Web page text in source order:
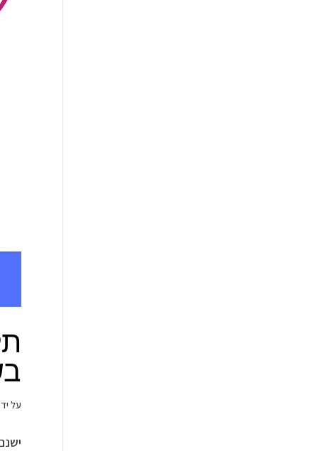
על